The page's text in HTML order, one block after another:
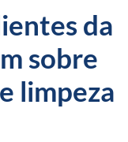
da
sobre
limpeza